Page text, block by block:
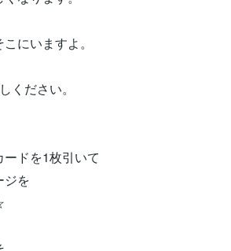
にいますよ。
ください。
ドを1枚引いて
ジを